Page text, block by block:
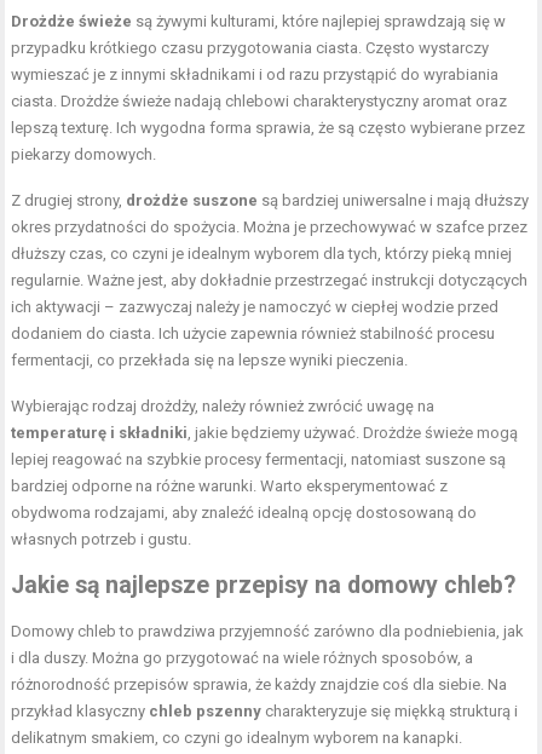
Drożdże świeże są żywymi kulturami, które najlepiej sprawdzają się w
przypadku krótkiego czasu przygotowania ciasta. Często wystarczy
wymieszać je z innymi składnikami i od razu przystąpić do wyrabiania
ciasta. Drożdże świeże nadają chlebowi charakterystyczny aromat oraz
lepszą texturę. Ich wygodna forma sprawia, że są często wybierane przez
piekarzy domowych.
Z drugiej strony, drożdże suszone są bardziej uniwersalne i mają dłuższy
okres przydatności do spożycia. Można je przechowywać w szafce przez
dłuższy czas, co czyni je idealnym wyborem dla tych, którzy pieką mniej
regularnie. Ważne jest, aby dokładnie przestrzegać instrukcji dotyczących
ich aktywacji – zazwyczaj należy je namoczyć w ciepłej wodzie przed
dodaniem do ciasta. Ich użycie zapewnia również stabilność procesu
fermentacji, co przekłada się na lepsze wyniki pieczenia.
Wybierając rodzaj drożdży, należy również zwrócić uwagę na
temperaturę i składniki, jakie będziemy używać. Drożdże świeże mogą
lepiej reagować na szybkie procesy fermentacji, natomiast suszone są
bardziej odporne na różne warunki. Warto eksperymentować z
obydwoma rodzajami, aby znaleźć idealną opcję dostosowaną do
własnych potrzeb i gustu.
Jakie są najlepsze przepisy na domowy chleb?
Domowy chleb to prawdziwa przyjemność zarówno dla podniebienia, jak
i dla duszy. Można go przygotować na wiele różnych sposobów, a
różnorodność przepisów sprawia, że każdy znajdzie coś dla siebie. Na
przykład klasyczny chleb pszenny charakteryzuje się miękką strukturą i
delikatnym smakiem, co czyni go idealnym wyborem na kanapki.